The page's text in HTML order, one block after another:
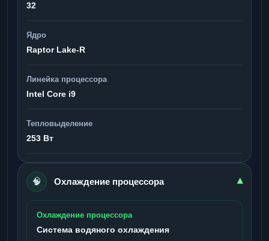
32
Ядро
Raptor Lake-R
Линейка процессора
Intel Core i9
Тепловыделение
253 Вт
🧠 Охлаждение процессора ▾
Охлаждение процессора
Система водяного охлаждения